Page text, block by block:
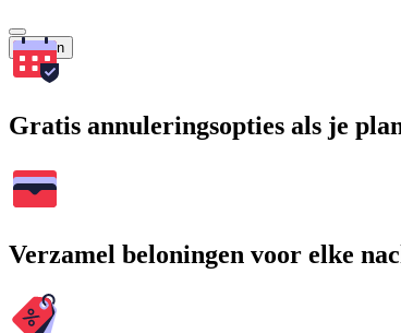
Zoeken
Gratis annuleringsopties als je
Verzamel beloningen voor elke